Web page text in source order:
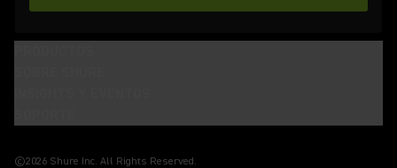
©2026 Shure Inc. All Rights Reserved.